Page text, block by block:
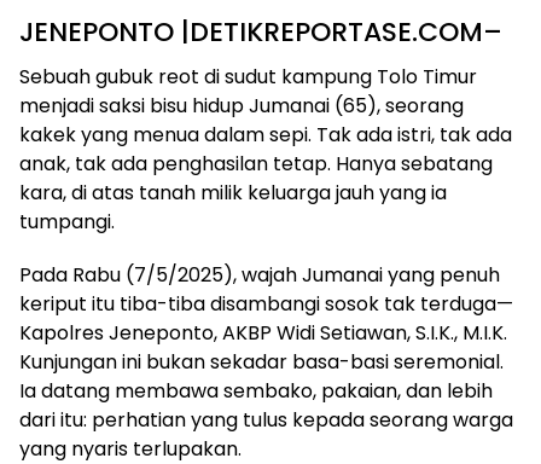
JENEPONTO |DETIKREPORTASE.COM–
Sebuah gubuk reot di sudut kampung Tolo Timur
menjadi saksi bisu hidup Jumanai (65), seorang
kakek yang menua dalam sepi. Tak ada istri, tak ada
anak, tak ada penghasilan tetap. Hanya sebatang
kara, di atas tanah milik keluarga jauh yang ia
tumpangi.
Pada Rabu (7/5/2025), wajah Jumanai yang penuh
keriput itu tiba-tiba disambangi sosok tak terduga—
Kapolres Jeneponto, AKBP Widi Setiawan, S.I.K., M.I.K.
Kunjungan ini bukan sekadar basa-basi seremonial.
Ia datang membawa sembako, pakaian, dan lebih
dari itu: perhatian yang tulus kepada seorang warga
yang nyaris terlupakan.